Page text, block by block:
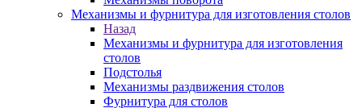
Механизмы и фурнитура для изготовления столов
Назад
Механизмы и фурнитура для изготовления
столов
Подстолья
Механизмы раздвижения столов
Фурнитура для столов